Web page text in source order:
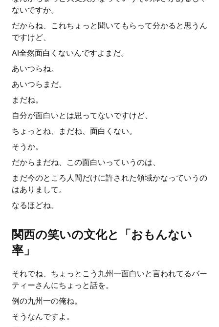
ないですか。
だからね、これちょっと聞いてもらって分かると思うん
ですけど、
AI全然面白くないんですよまだ。
あいつらね。
あいつらまだ。
まだね。
自分が面白いとは思ってないですけど、
ちょっとね、まだね、面白くない。
そうか。
だからまだね、この面白いっていうのは、
まだ今のところ人間だけに許された領域かなっていうの
はありまして。
なるほどね。
関西の笑いの文化と「おもんない
率」
それでね、ちょっとこう九州一面白いと言われてるバー
ティーさんにちょっと話を。
例の九州一の俺ね。
そうなんですよ。